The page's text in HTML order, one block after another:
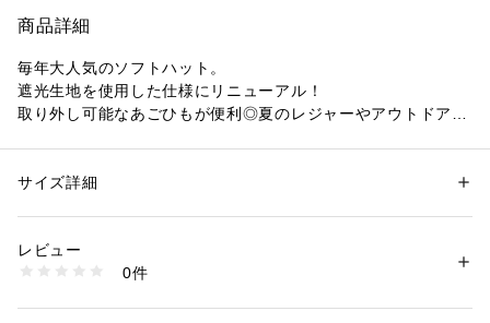
商品詳細
毎年大人気のソフトハット。
遮光生地を使用した仕様にリニューアル！
取り外し可能なあごひもが便利◎夏のレジャーやアウトドアで
ガード。
※この製品は、抗菌防臭加工をしております。この効果は永久
性別：レディース
素材：表地: ポリエステル100％ 裏地: ポリエステル80％ 綿20％ ブリム裏
生産国：中国製
1603800004470
サイズ詳細
レビュー
0件